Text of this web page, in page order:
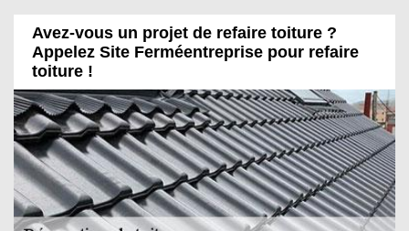
Avez-vous un projet de refaire toiture ?
Appelez Site Ferméentreprise pour refaire
toiture !